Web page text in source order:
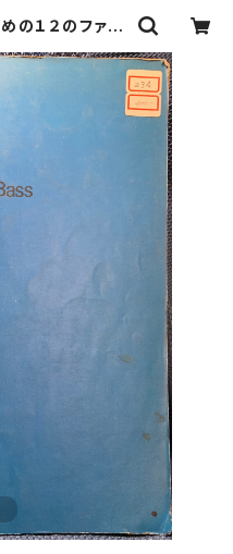
の１２のファン
版社：全音楽譜
Collective